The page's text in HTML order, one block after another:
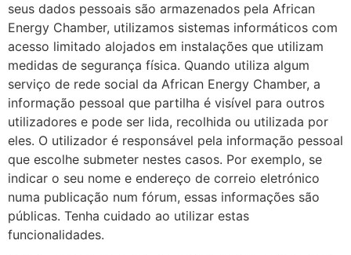
seus dados pessoais são armazenados pela African
Energy Chamber, utilizamos sistemas informáticos com
acesso limitado alojados em instalações que utilizam
medidas de segurança física. Quando utiliza algum
serviço de rede social da African Energy Chamber, a
informação pessoal que partilha é visível para outros
utilizadores e pode ser lida, recolhida ou utilizada por
eles. O utilizador é responsável pela informação pessoal
que escolhe submeter nestes casos. Por exemplo, se
indicar o seu nome e endereço de correio eletrónico
numa publicação num fórum, essas informações são
públicas. Tenha cuidado ao utilizar estas
funcionalidades.